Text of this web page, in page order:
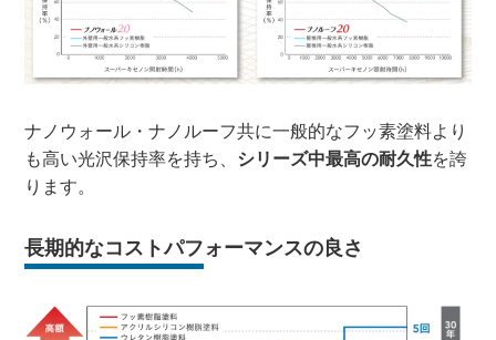
ナノウォール・ナノルーフ共に一般的なフッ素塗料より
も高い光沢保持率を持ち、 シリーズ中最高の耐久性を誇
ります。
長期的なコストパフォーマンスの良さ